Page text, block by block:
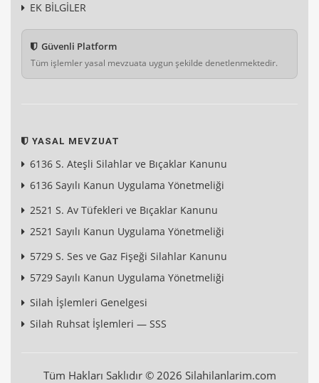
EK BİLGİLER
Güvenli Platform
Tüm işlemler yasal mevzuata uygun şekilde denetlenmektedir.
YASAL MEVZUAT
6136 S. Ateşli Silahlar ve Bıçaklar Kanunu
6136 Sayılı Kanun Uygulama Yönetmeliği
2521 S. Av Tüfekleri ve Bıçaklar Kanunu
2521 Sayılı Kanun Uygulama Yönetmeliği
5729 S. Ses ve Gaz Fişeği Silahlar Kanunu
5729 Sayılı Kanun Uygulama Yönetmeliği
Silah İşlemleri Genelgesi
Silah Ruhsat İşlemleri — SSS
Tüm Hakları Saklıdır © 2026 Silahilanlarim.com